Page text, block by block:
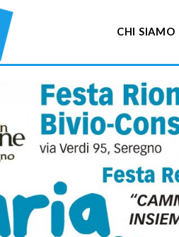
CHI SIAMO